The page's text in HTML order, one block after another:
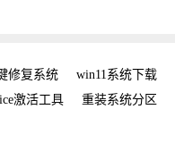
修复系统
win11系统下载
激活工具
重装系统分区